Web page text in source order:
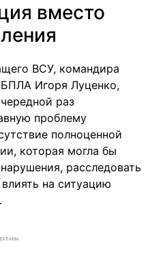
вместо
ВСУ, командира
Игоря Луценко,
раз
проблему
полноценной
которая могла бы
расследовать
на ситуацию